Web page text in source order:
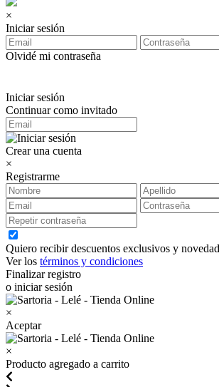
×
Iniciar sesión
Olvidé mi contraseña
Iniciar sesión
Continuar como invitado
Crear una cuenta
×
Registrarme
Quiero recibir descuentos exclusivos y
Ver los términos y condiciones
Finalizar registro
o iniciar sesión
×
Aceptar
×
Producto agregado a carrito